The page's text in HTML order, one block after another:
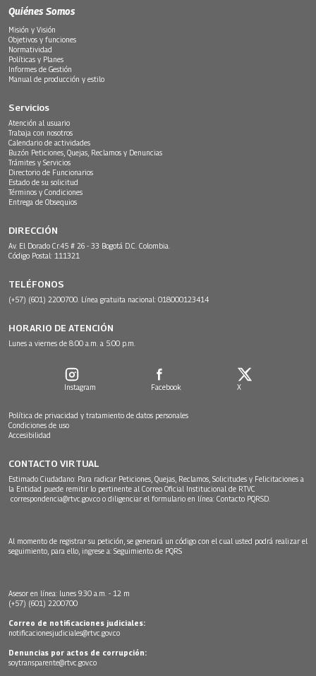
Quiénes Somos
Misión y Visión
Objetivos y funciones
Normatividad
Políticas y Planes
Informes de Gestión
Manual de producción y estilo
Servicios
Atención al usuario
Trabaja con nosotros
Calendario de actividades
Buzón Peticiones, Quejas, Reclamos y Denuncias
Trámites y Servicios
Directorio de Funcionarios
Estado de su solicitud
Términos y Condiciones
Entrega de Obsequios
DIRECCIÓN
Av. El Dorado Cr.45 # 26 - 33 Bogotá D.C. Colombia.
Código Postal: 111321
TELÉFONOS
(+57) (601) 2200700. Línea gratuita nacional: 018000123414
HORARIO DE ATENCIÓN
Lunes a viernes de 8:00 a.m. a 5:00 p.m.
Instagram Facebook X
Política de privacidad y tratamiento de datos personales
Condiciones de uso
Accesibilidad
CONTACTO VIRTUAL
Estimado Ciudadano: Para radicar Peticiones, Quejas, Reclamos, Solicitudes y Felicitaciones a
la Entidad puede remitir lo pertinente al Correo Oficial Institucional de RTVC
correspondencia@rtvc.gov.co o diligenciar el formulario en línea: Contacto PQRSD.
Al momento de registrar su petición, se generará un código con el cual usted podrá realizar el
seguimiento, para ello, ingrese a: Seguimiento de PQRS
Asesor en línea: lunes 9:30 a.m. - 12 m
(+57) (601) 2200700
Correo de notificaciones judiciales:
notificacionesjudiciales@rtvc.gov.co
Denuncias por actos de corrupción:
soytransparente@rtvc.gov.co